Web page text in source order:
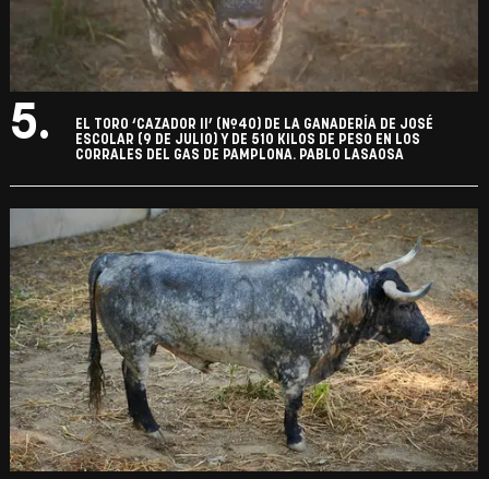
5.
EL TORO ‘CAZADOR II’ (Nº40) DE LA GANADERÍA DE JOSÉ
ESCOLAR (9 DE JULIO) Y DE 510 KILOS DE PESO EN LOS
CORRALES DEL GAS DE PAMPLONA. PABLO LASAOSA